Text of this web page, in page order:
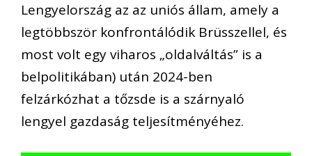
Lengyelország az az uniós állam, amely a
legtöbbször konfrontálódik Brüsszellel, és
most volt egy viharos „oldalváltás” is a
belpolitikában) után 2024-ben
felzárkózhat a tőzsde is a szárnyaló
lengyel gazdaság teljesítményéhez.